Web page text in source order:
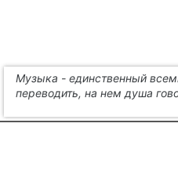
Музыка - единственный
переводить, на нем душа